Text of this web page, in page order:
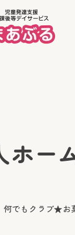
ホー
でもクラブ★お